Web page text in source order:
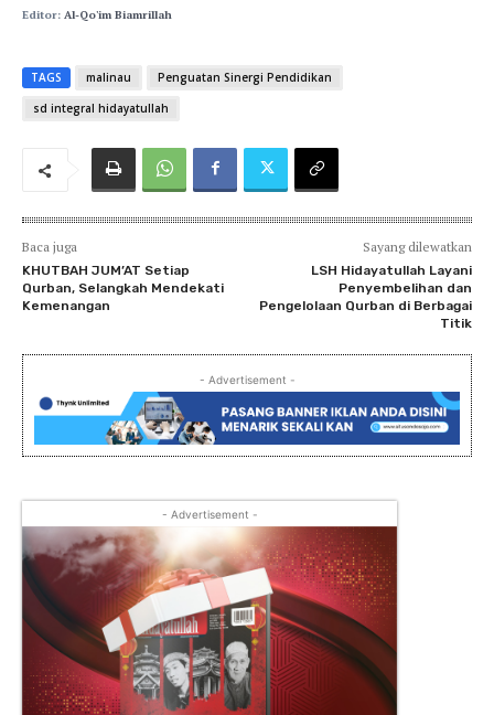
Editor: Al-Qo'im Biamrillah
TAGS malinau
Penguatan Sinergi Pendidikan
sd integral hidayatullah
Baca juga
KHUTBAH JUM’AT Setiap
Qurban, Selangkah Mendekati
Kemenangan
Sayang dilewatkan
LSH Hidayatullah Layani
Penyembelihan dan
Pengelolaan Qurban di Berbagai
Titik
- Advertisement -
- Advertisement -